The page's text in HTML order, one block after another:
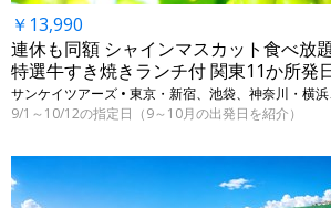
￥13,990
連休も同額 シャインマスカット食べ放
特選牛すき焼きランチ付 関東11か所発
9/1～10/12の指定日（9～10月の出発日を紹介）